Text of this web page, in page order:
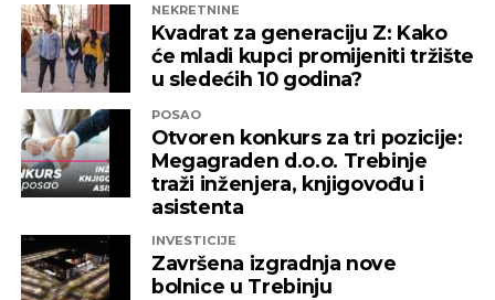
NEKRETNINE
Kvadrat za generaciju Z: Kako
će mladi kupci promijeniti tržište
u sledećih 10 godina?
POSAO
Otvoren konkurs za tri pozicije:
Megagraden d.o.o. Trebinje
traži inženjera, knjigovođu i
asistenta
INVESTICIJE
Završena izgradnja nove
bolnice u Trebinju